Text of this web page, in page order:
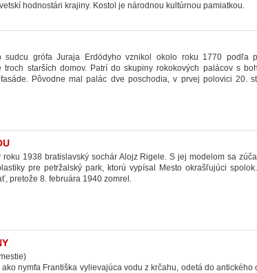
hodnostári krajiny. Kostol je národnou kultúrnou pamiatkou.
sudcu grófa Juraja Erdödyho vznikol okolo roku 1770 podľa
troch starších domov. Patrí do skupiny rokokových palácov s
Pôvodne mal palác dve poschodia, v prvej polovici 20.
roku 1938 bratislavský sochár Alojz Rigele. S jej modelom sa
pre petržalský park, ktorú vypísal Mesto okrašľujúci
pretože 8. februára 1940 zomrel.
nymfa Františka vylievajúca vodu z krčahu, odetá do antického